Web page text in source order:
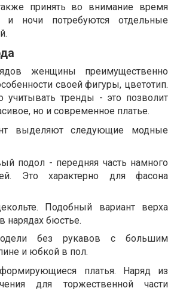
принять во внимание время
ночи потребуются отдельные
женщины преимущественно
своей фигуры, цветотип.
учитывать тренды - это позволит
но и современное платье.
выделяют следующие модные
подол - передняя часть намного
Это характерно для фасона
Подобный вариант верха
нарядах бюстье.
без рукавов с большим
и юбкой в пол.
платья. Наряд из
для торжественной части